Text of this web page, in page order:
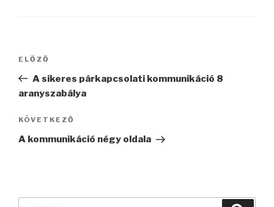
Bejegyzés
Korábbi
bejegyzés
ELŐZŐ
A sikeres párkapcsolati kommunikáció 8
aranyszabálya
Következő
bejegyzés
KÖVETKEZŐ
A kommunikáció négy oldala